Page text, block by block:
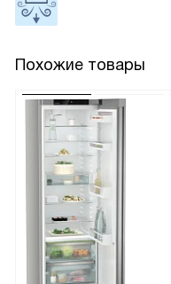
Похожие товары